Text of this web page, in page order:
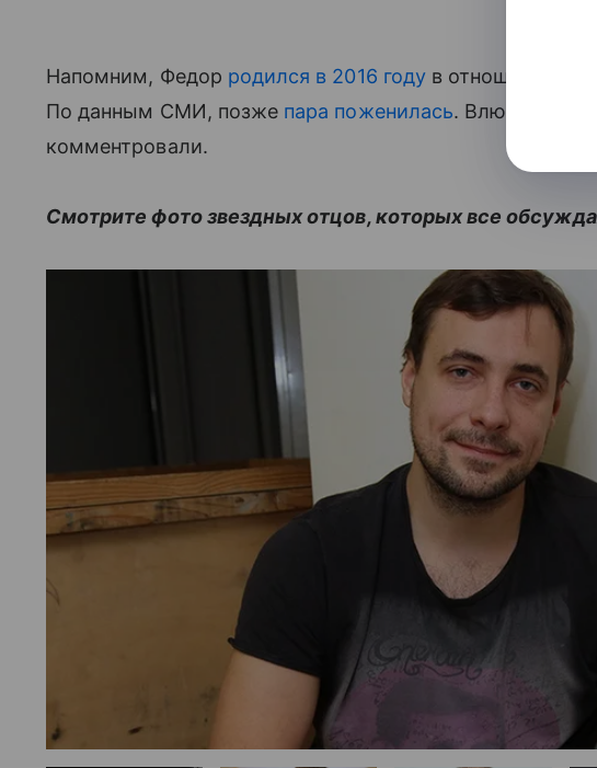
Напомним, Федор родился в 2016 годув отношениях
По данным СМИ, позже пара поженилась. Влюбленные
комментровали.
Смотрите фото звездных отцов, которых все